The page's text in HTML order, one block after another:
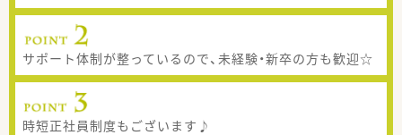
サポート体制が整っているので、未経験・新卒の方も歓迎☆
時短正社員制度もございます♪